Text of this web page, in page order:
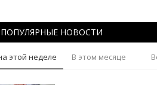
ПОПУЛЯРНЫЕ НОВОСТИ
этой неделе В этом месяце